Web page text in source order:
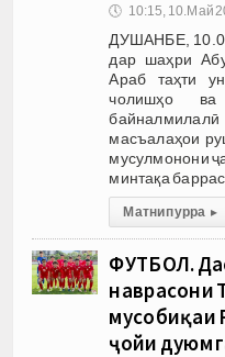
🕔 10:15, 10.Май
ДУШАНБЕ,
дар шаҳри
Араб таҳти
чолишҳо ва
масъалаҳои
мусулмонони
минтақа
Матни пурра ▸
ФУТБОЛ.
наврасони
мусобиқаи
ҷойи дуюм